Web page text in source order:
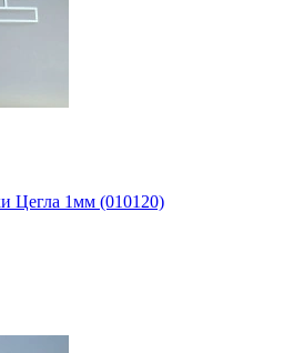
Цегла 1мм (010120)